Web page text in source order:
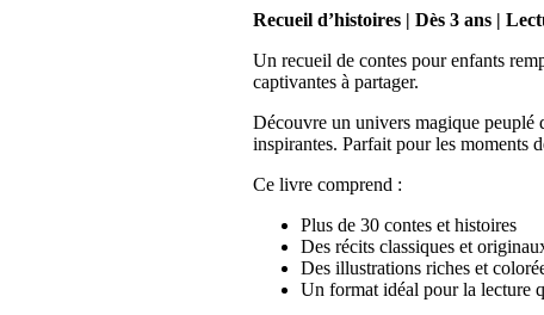
Recueil d’histoires | Dès 3 ans |
Un recueil de contes pour enfants
captivantes à partager.
Découvre un univers magique peuplé
inspirantes. Parfait pour les moments
Ce livre comprend :
Plus de 30 contes et histoires
Des récits classiques et
Des illustrations riches et
Un format idéal pour la lecture